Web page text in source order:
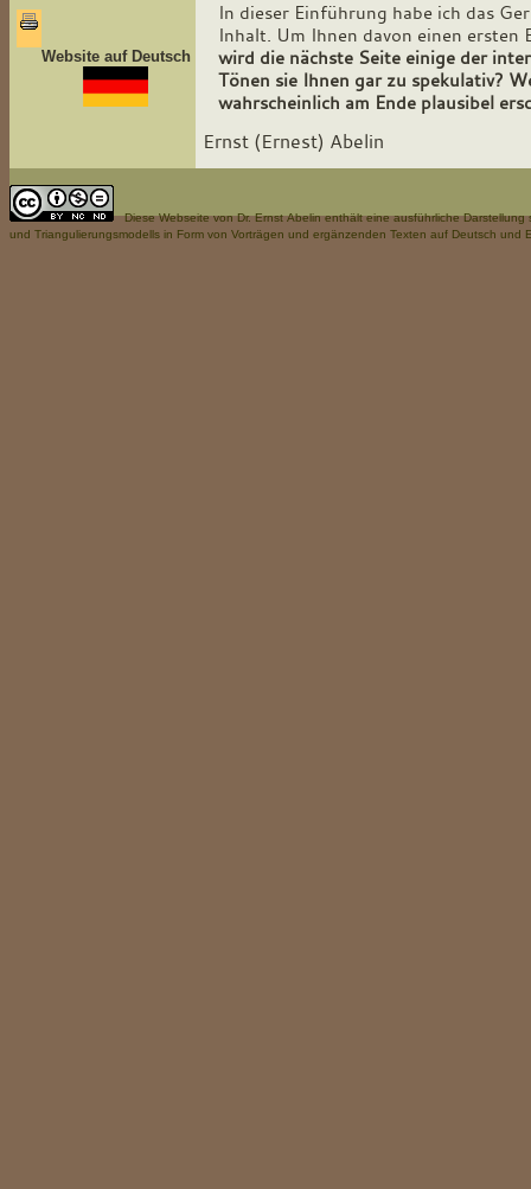
Website auf Deutsch
In dieser Einführung habe ich das
Inhalt. Um Ihnen davon einen
wird die nächste Seite einige der
Tönen sie Ihnen gar zu spekulativ?
wahrscheinlich am Ende plausibel
Ernst (Ernest) Abelin
Diese Webseitevon Dr. Ernst Abelin enthält eine ausführliche
und Triangulierungsmodells in Form von Vorträgen und ergänzenden Texten auf Deutsch und